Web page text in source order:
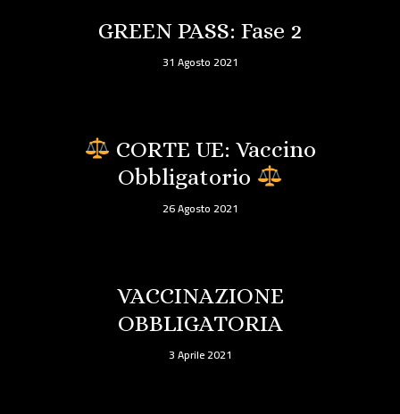
GREEN PASS: Fase 2
31 Agosto 2021
CORTE UE: Vaccino
Obbligatorio
26 Agosto 2021
VACCINAZIONE
OBBLIGATORIA
3 Aprile 2021